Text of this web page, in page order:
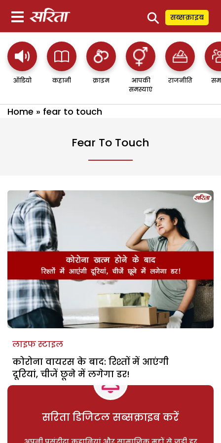
⚲ सब्सक्राइब
ऑडियो कहानी क्राइम
आपकी
समस्याएं
राजनीति
Home » fear to touch
Fear To Touch
लाइफ स्टाइल
कोरोना वायरस के बाद: रिश्तों में आएंगी
दूरियां, चीजें छूने में लगेगा डर!
सरिता डिजिटल सब्सक्राइब करें